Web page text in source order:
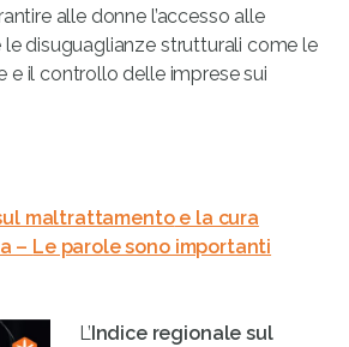
alle donne l’accesso alle
disuguaglianze strutturali come le
e il controllo delle imprese sui
maltrattamentoe la cura
– Le parole sono importanti
L’Indice regionale sul